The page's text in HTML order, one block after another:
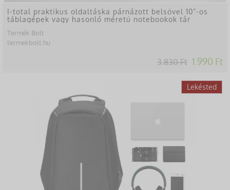
I-total praktikus oldaltáska párnázott belsővel 10”-os
táblagépek vagy hasonló méretű notebookok tár
Termék Bolt
termekbolt.hu
3.830 Ft 1.990 Ft
Lekésted